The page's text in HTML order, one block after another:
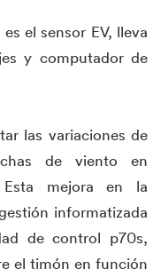
el sensor EV, lleva
y computador de
las variaciones de
de viento en
mejora en la
informatizada
de control p70s,
el timón en función